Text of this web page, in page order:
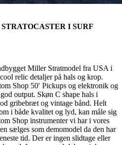
I SURF
Miller Stratmodel fra USA i
relic detaljer på hals og krop.
Shop 50′ Pickups og elektronik og
output. Skøn C shape hals i
gribebræt og vintage bånd. Helt
i både kvalitet og lyd, kan måle sig
Shop instrumenter vi har i vores
sælges som demomodel da den har
tid. Der er ingen slidtage eller